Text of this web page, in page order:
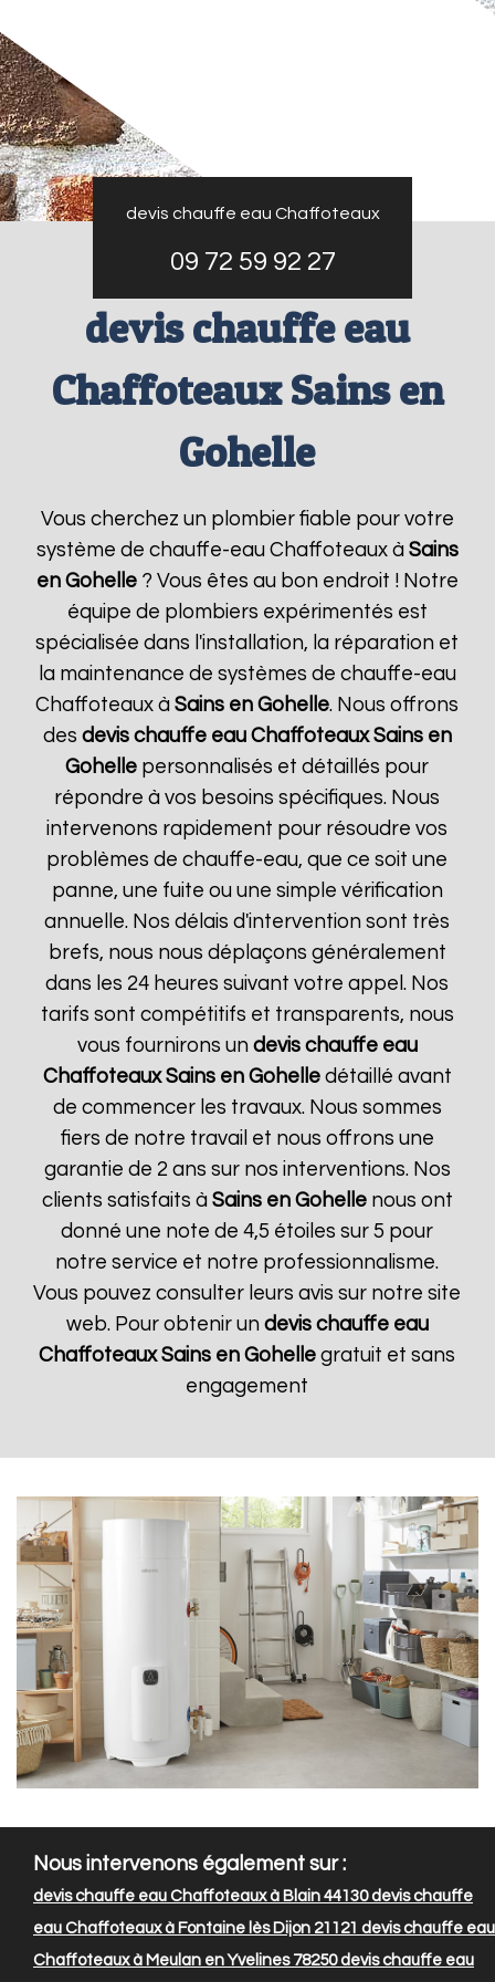
devis chauffe eau Chaffoteaux
09 72 59 92 27
devis chauffe eau
Chaffoteaux Sains en
Gohelle
Vous cherchez un plombier fiable pour votre
système de chauffe-eau Chaffoteaux à Sains
en Gohelle? Vous êtes au bon endroit ! Notre
équipe de plombiers expérimentés est
spécialisée dans l'installation, la réparation et
la maintenance de systèmes de chauffe-eau
Chaffoteaux àSains en Gohelle. Nous offrons
des devis chauffe eau Chaffoteaux Sains en
Gohelle personnalisés et détaillés pour
répondre à vos besoins spécifiques. Nous
intervenons rapidement pour résoudre vos
problèmes de chauffe-eau, que ce soit une
panne, une fuite ou une simple vérification
annuelle. Nos délais d'intervention sont très
brefs, nous nous déplaçons généralement
dans les 24 heures suivant votre appel. Nos
tarifs sont compétitifs et transparents, nous
vous fournirons un devis chauffe eau
Chaffoteaux Sains en Gohelledétaillé avant
de commencer les travaux. Nous sommes
fiers de notre travail et nous offrons une
garantie de 2 ans sur nos interventions. Nos
clients satisfaits à Sains en Gohellenous ont
donné une note de 4,5 étoiles sur 5 pour
notre service et notre professionnalisme.
Vous pouvez consulter leurs avis sur notre site
web. Pour obtenir un devis chauffe eau
Chaffoteaux Sains en Gohelle gratuit et sans
engagement
Nous intervenons également sur :
devis chauffe eau Chaffoteaux à Blain 44130devis chauffe
eau Chaffoteaux à Fontaine lès Dijon 21121 devis chauffe eau
Chaffoteaux à Meulan en Yvelines 78250devis chauffe eau